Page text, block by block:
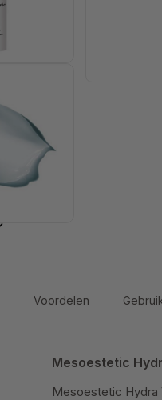
Voordelen
Mesoestetic
Mesoestetic Hydra